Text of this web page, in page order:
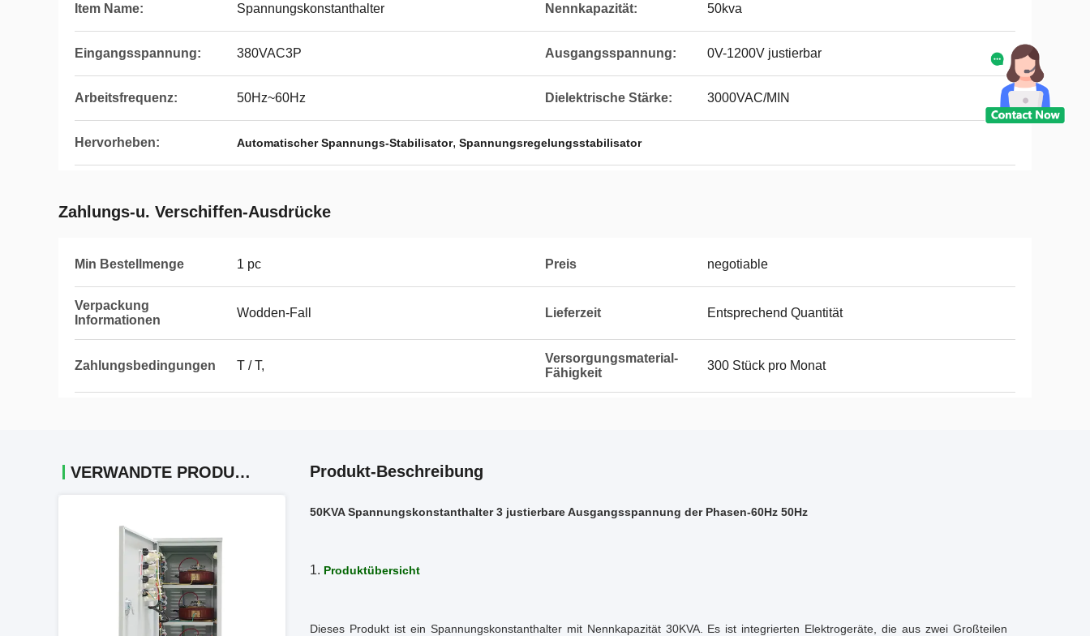
Item Name: Spannungskonstanthalter Nennkapazität: 50kva
Eingangsspannung: 380VAC3P Ausgangsspannung: 0V-1200V justierbar
Arbeitsfrequenz: 50Hz~60Hz Dielektrische Stärke: 3000VAC/MIN
Hervorheben: Automatischer Spannungs-Stabilisator, Spannungsregelungsstabilisator
Zahlungs-u. Verschiffen-Ausdrücke
Min Bestellmenge 1 pc Preis negotiable
Verpackung
Informationen
Wodden-Fall Lieferzeit Entsprechend Quantität
Zahlungsbedingungen T / T,
Versorgungsmaterial-
Fähigkeit
300 Stück pro Monat
VERWANDTE PRODUKTE Produkt-Beschreibung
50KVA Spannungskonstanthalter 3 justierbare Ausgangsspannung der Phasen-60Hz 50Hz
1. Produktübersicht
Dieses Produkt ist ein Spannungskonstanthalter mit Nennkapazität 30KVA. Es ist integrierten Elektrogeräte, die aus zwei Großteilen